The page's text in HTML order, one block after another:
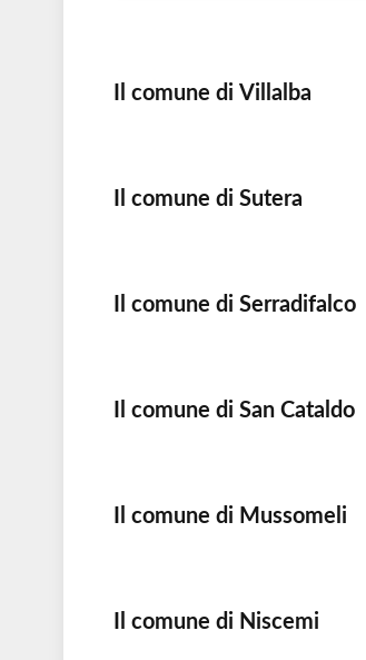
Il comune di Villalba
Il comune di Sutera
Il comune di Serradifalco
Il comune di San Cataldo
Il comune di Mussomeli
Il comune di Niscemi